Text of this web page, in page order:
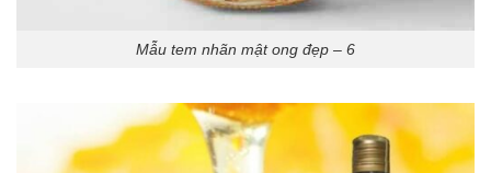
Mẫu tem nhãn mật ong đẹp – 6